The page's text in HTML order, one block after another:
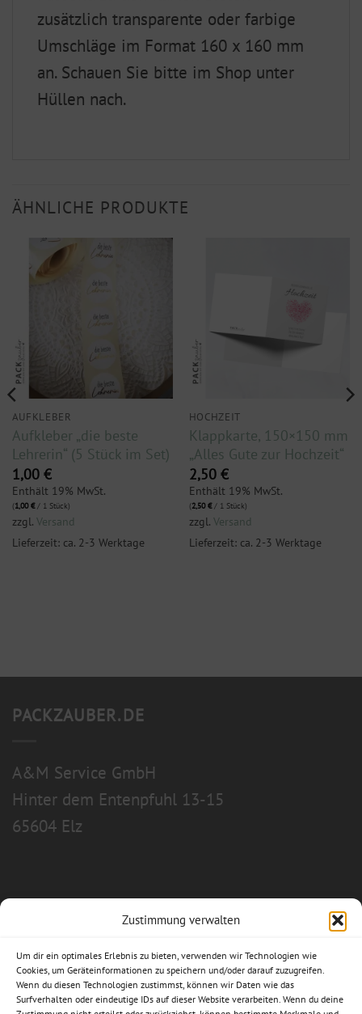
Zustimmung verwalten
Um dir ein optimales Erlebnis zu bieten, verwenden wir Technologien wie
Cookies, um Geräteinformationen zu speichern und/oder darauf zuzugreifen.
Wenn du diesen Technologien zustimmst, können wir Daten wie das
Surfverhalten oder eindeutige IDs auf dieser Website verarbeiten. Wenn du deine
zusätzlich transparente oder farbige
Umschläge im Format 160 x 160 mm
an. Schauen Sie bitte im Shop unter
Hüllen nach.
ÄHNLICHE PRODUKTE
AUFKLEBER
Aufkleber „die beste
Lehrerin“ (5 Stück im Set)
1,00 €
Enthält 19% MwSt.
(1,00€/ 1 Stück)
zzgl. Versand
Lieferzeit: ca. 2-3 Werktage
HOCHZEIT
Klappkarte, 150×150 mm
„Alles Gute zur Hochzeit“
2,50 €
Enthält 19% MwSt.
(2,50€/ 1 Stück)
zzgl. Versand
Lieferzeit: ca. 2-3 Werktage
PACKZAUBER.DE
A&M Service GmbH
Hinter dem Entenpfuhl 13-15
65604 Elz
Allgemeine Geschäftsbedingungen
Impressum
Datenschutzerklärung